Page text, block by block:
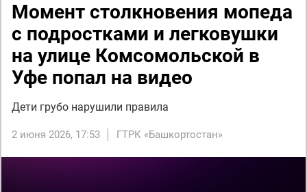
Момент столкновения мопеда
с подростками и легковушки
на улице Комсомольской в
Уфе попал на видео
Дети грубо нарушили правила
2 июня 2026, 17:53 ГТРК «Башкортостан»